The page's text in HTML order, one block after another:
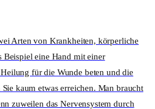
Arten von Krankheiten, körperliche
Beispiel eine Hand mit einer
für die Wunde beten und die
kaum etwas erreichen. Man braucht
zuweilen das Nervensystem durch